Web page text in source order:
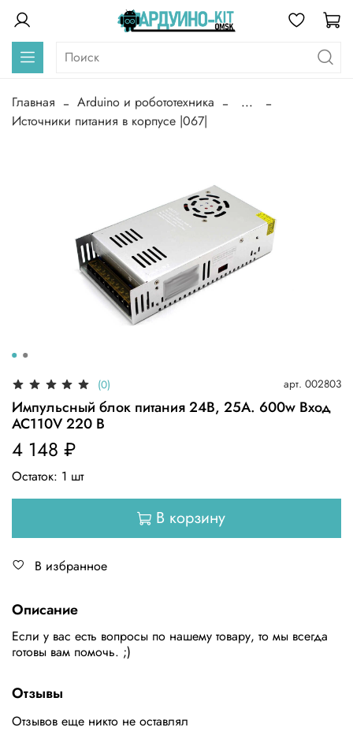
Главная Arduino и робототехника
...
Источники питания в корпусе |067|
(0) арт. 002803
Импульсный блок питания 24В, 25А. 600w Вход
AC110V 220 В
4 148 ₽
Остаток: 1 шт
В корзину
В избранное
Описание
Если у вас есть вопросы по нашему товару, то мы всегда
готовы вам помочь. ;)
Отзывы
Отзывов еще никто не оставлял